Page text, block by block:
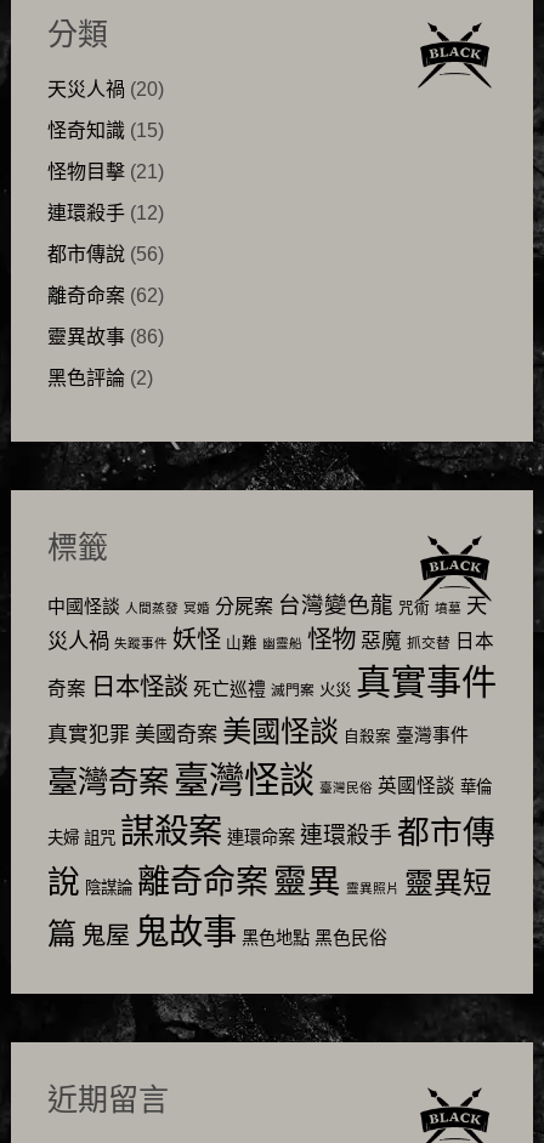
分類
天災人禍 (20)
怪奇知識(15)
怪物目擊(21)
連環殺手(12)
都市傳說(56)
離奇命案(62)
靈異故事(86)
黑色評論(2)
標籤
中國怪談 人間蒸發 冥婚 分屍案 台灣變色龍 咒術 墳墓 天
災人禍 失蹤事件 妖怪 山難 幽靈船 怪物 惡魔 抓交替 日本
奇案 日本怪談 死亡巡禮 滅門案 火災 真實事件
真實犯罪 美國奇案 美國怪談 自殺案 臺灣事件
臺灣奇案 臺灣怪談 臺灣民俗 英國怪談 華倫
夫婦 詛咒 謀殺案 連環命案 連環殺手 都市傳
說 陰謀論 離奇命案 靈異 靈異照片 靈異短
篇 鬼屋 鬼故事 黑色地點 黑色民俗
近期留言